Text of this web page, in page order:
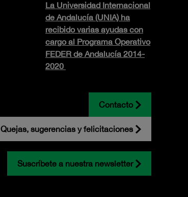
La Universidad Internacional
de Andalucía (UNIA) ha
recibido varias ayudas con
cargo al Programa Operativo
FEDER de Andalucía 2014-
2020
Contacto
Quejas, sugerencias y felicitaciones
Suscríbete a nuestra newsletter